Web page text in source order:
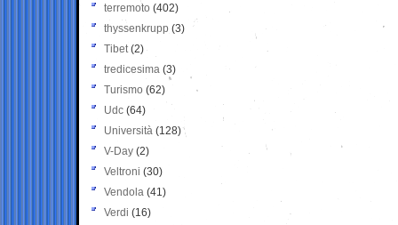
terremoto (402)
thyssenkrupp (3)
Tibet(2)
tredicesima (3)
Turismo (62)
Udc (64)
Università (128)
V-Day (2)
Veltroni (30)
Vendola (41)
Verdi (16)